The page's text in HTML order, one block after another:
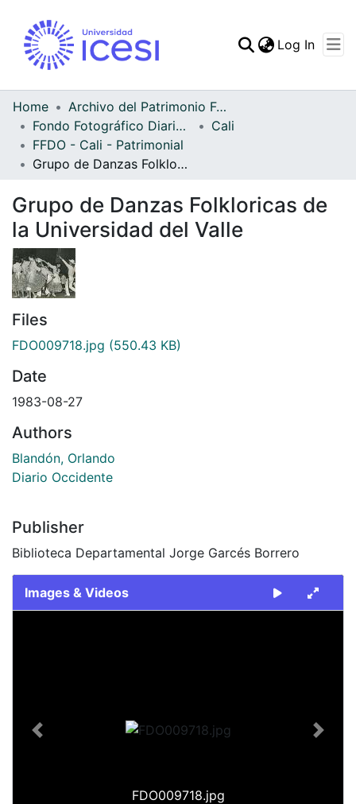
Statistics
Log In
Home
Archivo del Patrimonio Fotográfico y Fílmico del Valle del Cauca
Fondo Fotográfico Diario Occidente
Cali
FFDO - Cali - Patrimonial
Grupo de Danzas Folkloricas de la Universidad del Valle
Grupo de Danzas Folkloricas de
la Universidad del Valle
Files
FDO009718.jpg (550.43 KB)
Date
1983-08-27
Authors
Blandón, Orlando
Diario Occidente
Publisher
Biblioteca Departamental Jorge Garcés Borrero
Images & Videos
FDO009718.jpg
Previous Next